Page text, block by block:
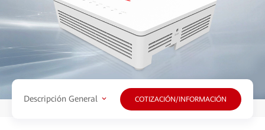
Descripción General COTIZACIÓN/INFORMACIÓN